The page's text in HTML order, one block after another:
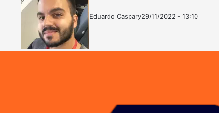
Eduardo CasparyFollow
Mande
29/11/2022 - 13:10